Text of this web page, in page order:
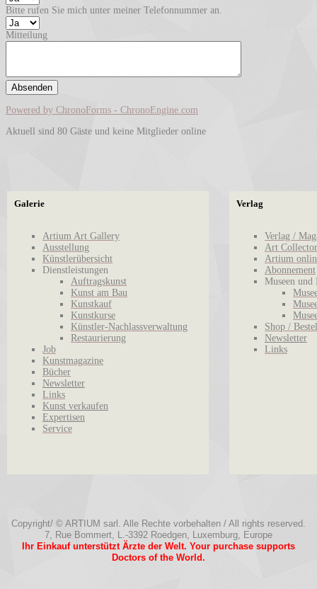
Bitte rufen Sie mich unter meiner Telefonnummer an.
Mitteilung
Powered by ChronoForms - ChronoEngine.com
Aktuell sind 80 Gäste und keine Mitglieder online
Galerie
Artium Art Gallery
Ausstellung
Künstlerübersicht
Dienstleistungen
Auftragskunst
Kunst am Bau
Kunstkauf
Kunstkurse
Künstler-Nachlassverwaltung
Restaurierung
Job
Kunstmagazine
Bücher
Newsletter
Links
Kunst verkaufen
Expertisen
Service
Verlag
Verlag /
Art
Artium
Abonnement
Museen und
Shop /
Newsletter
Links
Copyright/ © ARTIUM sarl. Alle Rechte vorbehalten / All rights reserved.
7, Rue Bommert, L.-3392 Roedgen, Luxemburg, Europe
Ihr Einkauf unterstützt Ärzte der Welt. Your purchase supports
Doctors of the World.